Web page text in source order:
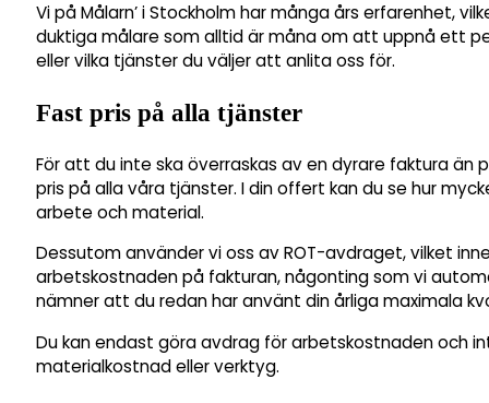
Vi på Målarn’ i Stockholm har många års erfarenhet,
duktiga målare som alltid är måna om att uppnå ett
eller vilka tjänster du väljer att anlita oss för.
Fast pris på alla tjänster
För att du inte ska överraskas av en dyrare faktura
pris på alla våra tjänster. I din offert kan du se hur
arbete och material.
Dessutom använder vi oss av ROT-avdraget, vilket
arbetskostnaden på fakturan, någonting som vi
nämner att du redan har använt din årliga maximala
Du kan endast göra avdrag för arbetskostnaden och
materialkostnad eller verktyg.